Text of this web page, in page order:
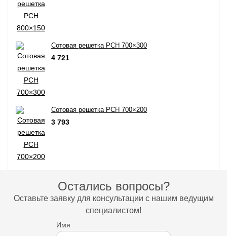
Сотовая решетка РСН 700×300
4 721
Сотовая решетка РСН 700×200
3 793
Остались вопросы?
Оставьте заявку для консультации с нашим ведущим
специалистом!
Имя